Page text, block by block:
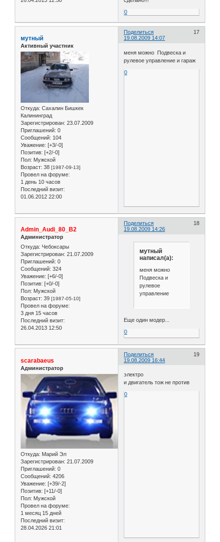
0
Поделиться
17
19.08.2009 14:07
мутный
Активный участник
Откуда: Сахалин Бишкек
Калининград
Зарегистрирован: 23.07.2009
Приглашений: 0
Сообщений: 104
Уважение: [+3/-0]
Позитив: [+2/-0]
Пол: Мужской
Возраст: 38 [1987-09-13]
Провел на форуме:
1 день 10 часов
Последний визит:
01.06.2012 22:00
меня можно Подвеска и
рулевое управление и гараж
0
Поделиться
18
19.08.2009 14:26
Admin_Audi_80_B2
Администратор
Откуда: Чебоксары
Зарегистрирован: 21.07.2009
Приглашений: 0
Сообщений: 324
Уважение: [+6/-0]
Позитив: [+0/-0]
Пол: Мужской
Возраст: 39 [1987-05-10]
Провел на форуме:
3 дня 15 часов
Последний визит:
26.04.2013 12:50
мутный
написал(а):
меня можно
Подвеска и
рулевое
управление
Еще один модер...
0
Поделиться
19
19.08.2009 16:44
scarabaeus
Администратор
Откуда: Марий Эл
Зарегистрирован: 21.07.2009
Приглашений: 0
Сообщений: 4206
Уважение: [+39/-2]
Позитив: [+11/-0]
Пол: Мужской
Провел на форуме:
1 месяц 15 дней
Последний визит:
28.04.2026 21:01
электро
и двигатель тож не против
0